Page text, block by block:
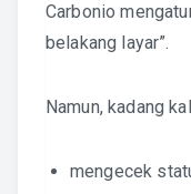
Carbonio
belakang layar”.
Namun, kadang
mengecek